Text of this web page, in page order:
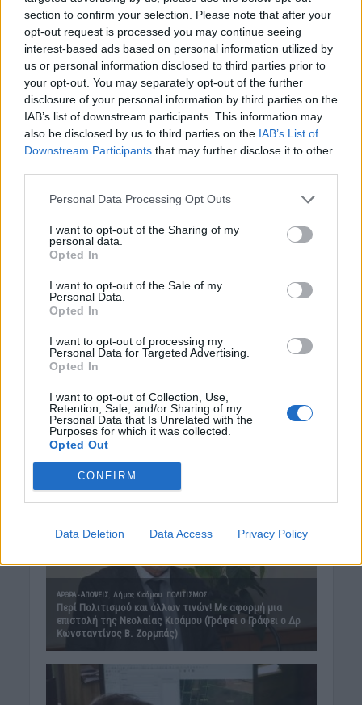
section to confirm your selection. Please note that after your
opt-out request is processed you may continue seeing
interest-based ads based on personal information utilized by
us or personal information disclosed to third parties prior to
your opt-out. You may separately opt-out of the further
disclosure of your personal information by third parties on the
IAB’s list of downstream participants. This information may
also be disclosed by us to third parties on the IAB’s List of
Downstream Participants that may further disclose it to other
Personal Data Processing Opt Outs
I want to opt-out of the Sharing of my
personal data.
Opted In
I want to opt-out of the Sale of my
Personal Data.
Opted In
I want to opt-out of processing my
Personal Data for Targeted Advertising.
Opted In
I want to opt-out of Collection, Use,
Retention, Sale, and/or Sharing of my
Personal Data that Is Unrelated with the
Purposes for which it was collected.
Opted Out
CONFIRM
Data Deletion Data Access Privacy Policy